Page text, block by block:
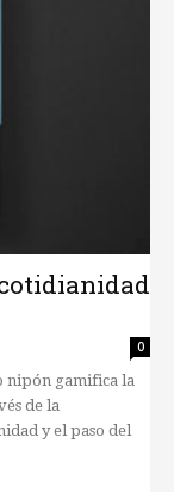
0
nipón gamifica la
de la
y el paso del